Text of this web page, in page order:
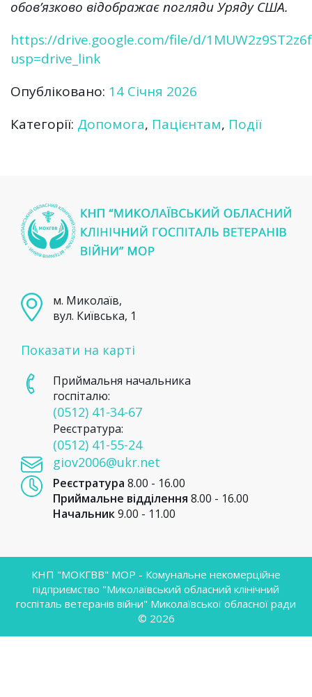
обов’язково відображає погляди Уряду США.
https://drive.google.com/file/d/
usp=drive_link
Опубліковано: 14 Січня 2026
Категорії: Допомога, Пацієнтам, Події
м. Миколаїв,
вул. Київська, 1
Показати на карті
Приймальня начальника
госпіталю:
(0512) 41-34-67
Реєстратура:
(0512) 41-55-24
giov2006@ukr.net
Реєстратура 8.00 - 16.00
Приймальне відділення 8.00 - 16.00
Начальник9.00 - 11.00
КНП "МОКГВВ" МОР - Комунальне некомерційне
підприємство "Миколаївський обласний клінічний
госпіталь ветеранів війни" Миколаївської обласної ради
© 2026